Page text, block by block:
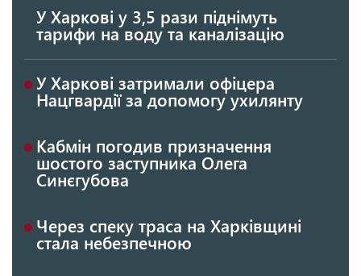
У Харкові у 3,5 рази піднімуть
тарифи на воду та каналізацію
У Харкові затримали офіцера
Нацгвардії за допомогу ухилянту
Кабмін погодив призначення
шостого заступника Олега
Синєгубова
Через спеку траса на Харківщині
стала небезпечною